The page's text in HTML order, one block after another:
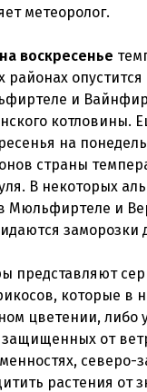
метеоролог.
воскресенье
районах
и
котловины.
на
страны
В некоторых
Мюльфиртеле и
заморозки
представляют
которые в
цветении, либо
защищенных от
северо-
растения от